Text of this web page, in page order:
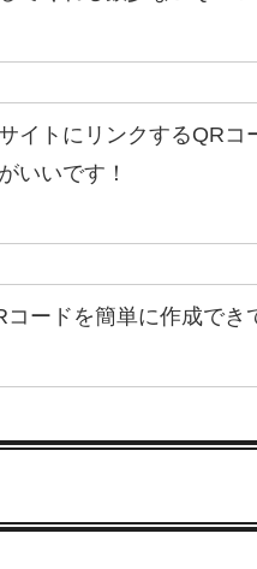
イトにリンクするQR
いいです！
ードを簡単に作成でき